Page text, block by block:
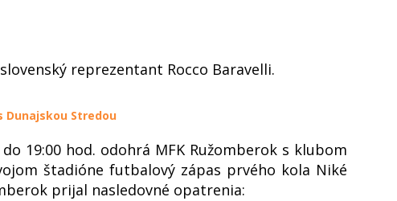
reprezentant Rocco Baravelli.
Dunajskou Stredou
19:00 hod. odohrá MFK Ružomberok s klubom
štadióne futbalový zápas prvého kola Niké
prijal nasledovné opatrenia: